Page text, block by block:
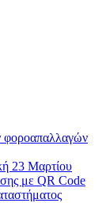
23 Μαρτίου
με QR Code